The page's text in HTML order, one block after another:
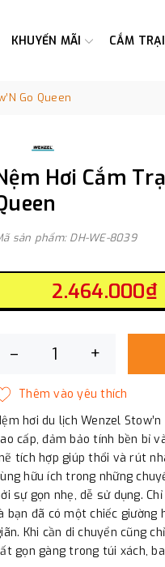
KHUYẾN MÃI CẮM TRẠI
Go Queen
Hơi Cắm
sản phẩm: DH-WE-8039
2.464.000₫
– +
hơi du lịch Wenzel
cấp, đảm bảo tính bền bỉ
tích hợp giúp thổi và rút
hữu ích trong những
sự gọn nhẹ, dễ sử dụng.
bạn đã có một chiếc giường
Khi cần di chuyển cũng
gọn gàng trong túi xách,